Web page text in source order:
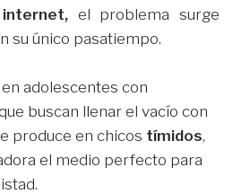
internet,el problema surge
su único pasatiempo.
adolescentes con
buscan llenar el vacío con
produce en chicos tímidos,
el medio perfecto para